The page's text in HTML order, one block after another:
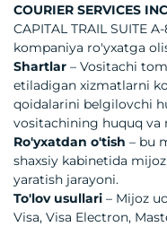
COURIER SERVICES INC
CAPITAL TRAIL SUITE
kompaniya ro'yxatga
Shartlar – Vositachi
etiladigan xizmatlarni
qoidalarini belgilovchi
vositachining huquq
Ro'yxatdan o'tish – bu
shaxsiy kabinetida
yaratish jarayoni.
To'lov usullari – Mijoz
Visa, Visa Electron,